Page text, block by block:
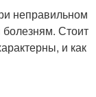
неправильном
болезням. Стоит
и как